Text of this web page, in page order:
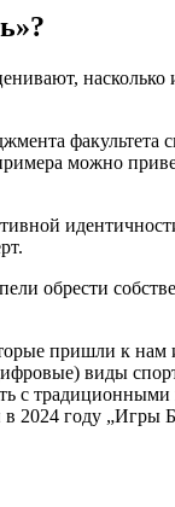
факультета
можно
обрести
пришли к нам
виды
с
2024 году